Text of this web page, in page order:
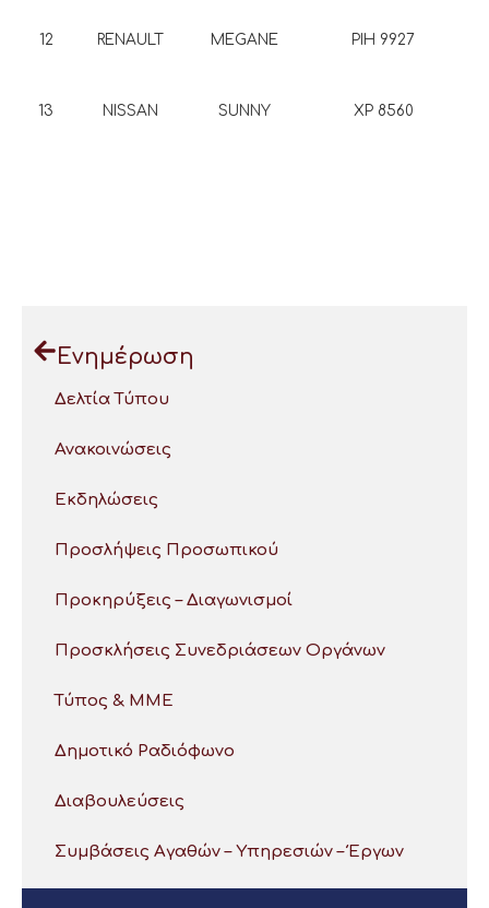
12 RENAULT MEGANE PIH 9927
13 NISSAN SUNNY XP 8560
Ενημέρωση
Δελτία Τύπου
Ανακοινώσεις
Εκδηλώσεις
Προσλήψεις Προσωπικού
Προκηρύξεις – Διαγωνισμοί
Προσκλήσεις Συνεδριάσεων Οργάνων
Τύπος & ΜΜΕ
Δημοτικό Ραδιόφωνο
Διαβουλεύσεις
Συμβάσεις Αγαθών – Υπηρεσιών – Έργων